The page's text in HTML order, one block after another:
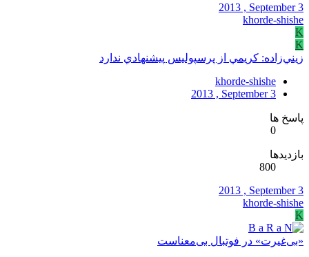
2013 , September 3
khorde-shishe
K
K
زيني‌زاده: کريمي از پرسپوليس پيشنهادي ندارد
khorde-shishe
2013 , September 3
پاسخ ها
0
بازدیدها
800
2013 , September 3
khorde-shishe
K
«بی‌غیرت» در فوتبال بی‌معناست